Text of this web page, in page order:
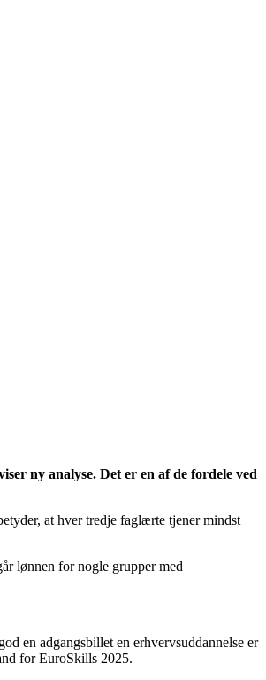
ny analyse. Det er en af de fordele ved
at hver tredje faglærte tjener mindst
lønnen for nogle grupper med
en adgangsbillet en erhvervsuddannelse er
for EuroSkills 2025.